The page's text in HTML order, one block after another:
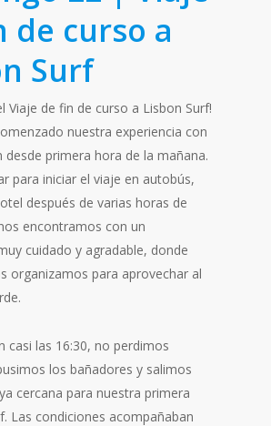
de curso a
Surf
Viaje de fin de curso a Lisbon Surf!
nuestra experiencia con
desde primera hora de la mañana.
para iniciar el viaje en autobús,
después de varias horas de
encontramos con un
cuidado y agradable, donde
organizamos para aprovechar al
casi las 16:30, no perdimos
los bañadores y salimos
cercana para nuestra primera
Las condiciones acompañaban